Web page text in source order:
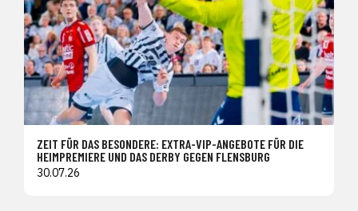
ZEIT FÜR DAS BESONDERE: EXTRA-VIP-ANGEBOTE FÜR DIE
HEIMPREMIERE UND DAS DERBY GEGEN FLENSBURG
30.07.26